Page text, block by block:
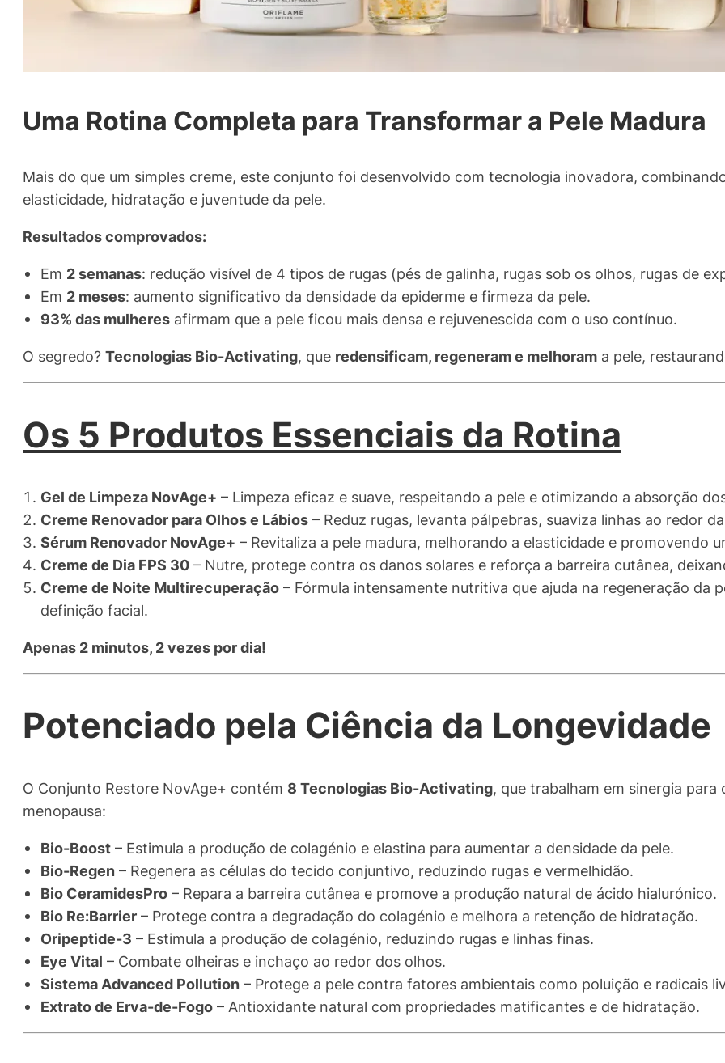
Uma Rotina Completa para Transformar a Pele Madura
Mais do que um simples creme, este conjunto foi desenvolvido com tecnologia inovadora,
elasticidade, hidratação e juventude da pele.
Resultados comprovados:
Em 2 semanas: redução visível de 4 tipos de rugas (pés de galinha, rugas sob os olhos, rugas de
Em 2 meses: aumento significativo da densidade da epiderme e firmeza da pele.
93% das mulheres afirmam que a pele ficou mais densa e rejuvenescida com o uso contínuo.
O segredo? Tecnologias Bio-Activating, que redensificam, regeneram e melhoram a pele,
Os 5 Produtos Essenciais da Rotina
Gel de Limpeza NovAge+ – Limpeza eficaz e suave, respeitando a pele e otimizando a absorção
Creme Renovador para Olhos e Lábios – Reduz rugas, levanta pálpebras, suaviza linhas ao redor
Sérum Renovador NovAge+ – Revitaliza a pele madura, melhorando a elasticidade e promovendo
Creme de Dia FPS 30 – Nutre, protege contra os danos solares e reforça a barreira cutânea,
Creme de Noite Multirecuperação – Fórmula intensamente nutritiva que ajuda na regeneração da
definição facial.
Apenas 2 minutos, 2 vezes por dia!
Potenciado pela Ciência da Longevidade
O Conjunto Restore NovAge+ contém 8 Tecnologias Bio-Activating, que trabalham em sinergia
menopausa:
Bio-Boost – Estimula a produção de colagénio e elastina para aumentar a densidade da pele.
Bio-Regen – Regenera as células do tecido conjuntivo, reduzindo rugas e vermelhidão.
Bio CeramidesPro – Repara a barreira cutânea e promove a produção natural de ácido hialurónico.
Bio Re:Barrier – Protege contra a degradação do colagénio e melhora a retenção de hidratação.
Oripeptide-3 – Estimula a produção de colagénio, reduzindo rugas e linhas finas.
Eye Vital – Combate olheiras e inchaço ao redor dos olhos.
Sistema Advanced Pollution – Protege a pele contra fatores ambientais como poluição e radicais
Extrato de Erva-de-Fogo – Antioxidante natural com propriedades matificantes e de hidratação.